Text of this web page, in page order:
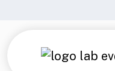
Azienda